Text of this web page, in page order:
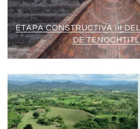
ETAPA CONSTRUCTIVA III
DE